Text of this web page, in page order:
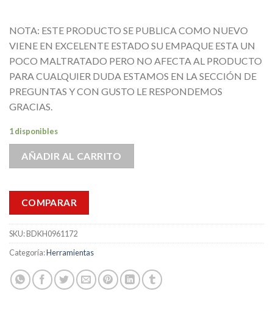
NOTA: ESTE PRODUCTO SE PUBLICA COMO NUEVO
VIENE EN EXCELENTE ESTADO SU EMPAQUE ESTA UN
POCO MALTRATADO PERO NO AFECTA AL PRODUCTO
PARA CUALQUIER DUDA ESTAMOS EN LA SECCIÓN DE
PREGUNTAS Y CON GUSTO LE RESPONDEMOS
GRACIAS.
1 disponibles
AÑADIR AL CARRITO
COMPARAR
SKU:BDKH0961172
Categoría:Herramientas